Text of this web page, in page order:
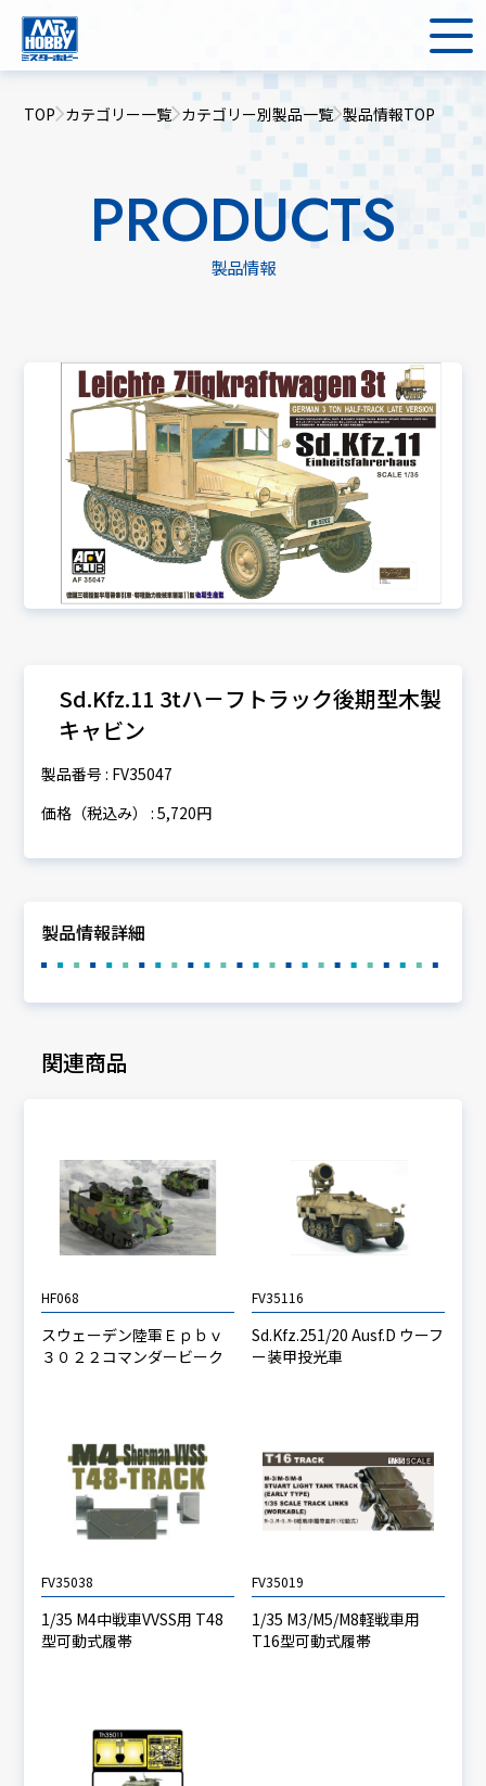
TOP カテゴリー一覧 カテゴリー別製品一覧 製品情報TOP
PRODUCTS
製品情報
Sd.Kfz.11 3tハ－フトラック後期型木製
キャビン
製品番号 : FV35047
価格（税込み） : 5,720円
製品情報詳細
関連商品
HF068
スウェーデン陸軍Ｅｐｂｖ
３０２２コマンダービーク
FV35116
Sd.Kfz.251/20 Ausf.D ウーフ
ー装甲投光車
FV35038
1/35 M4中戦車VVSS用 T48
型可動式履帯
FV35019
1/35 M3/M5/M8軽戦車用
T16型可動式履帯